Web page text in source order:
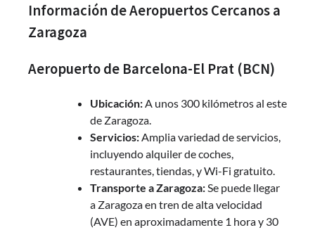
Información de Aeropuertos Cercanos a
Zaragoza
Aeropuerto de Barcelona-El Prat (BCN)
Ubicación: A unos 300 kilómetros al este
de Zaragoza.
Servicios: Amplia variedad de servicios,
incluyendo alquiler de coches,
restaurantes, tiendas, y Wi-Fi gratuito.
Transporte a Zaragoza: Se puede llegar
a Zaragoza en tren de alta velocidad
(AVE) en aproximadamente 1 hora y 30